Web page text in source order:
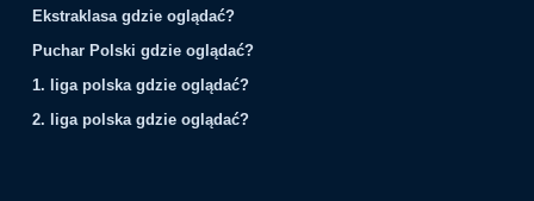
Ekstraklasa gdzie oglądać?
Puchar Polski gdzie oglądać?
1. liga polska gdzie oglądać?
2. liga polska gdzie oglądać?